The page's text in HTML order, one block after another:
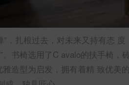
”，扎根过去，对未来又持有态
。书椅选用了C avalo的扶手椅
造型为启发，拥有着精 致优美